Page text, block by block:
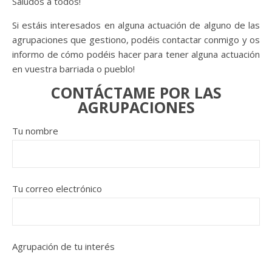
Si estáis interesados en alguna actuación de alguno de las
agrupaciones que gestiono, podéis contactar conmigo y os
informo de cómo podéis hacer para tener alguna actuación
en vuestra barriada o pueblo!
CONTÁCTAME POR LAS
AGRUPACIONES
Tu nombre
Tu correo electrónico
Agrupación de tu interés